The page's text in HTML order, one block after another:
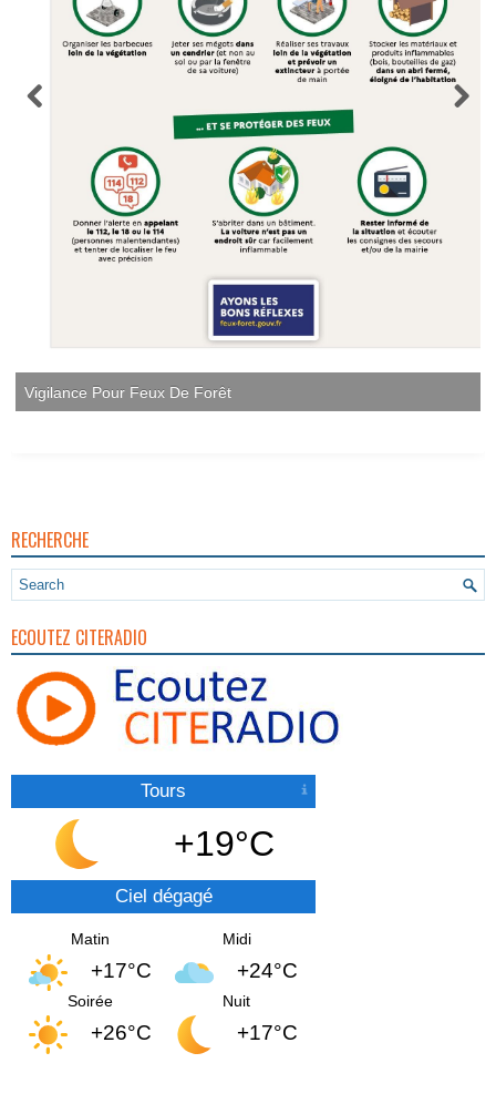
Vigilance Pour Feux De Forêt
RECHERCHE
ECOUTEZ CITERADIO
Tours
+19°C
Ciel dégagé
Matin
+17°C
Midi
+24°C
Soirée
+26°C
Nuit
+17°C